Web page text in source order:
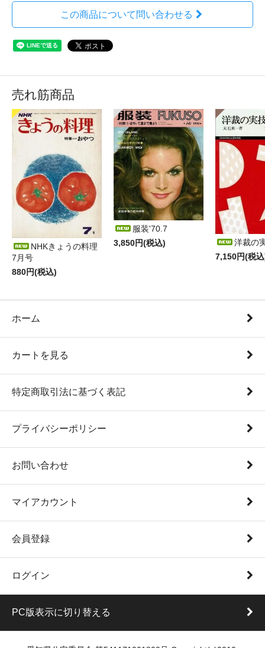
この商品について問い合わせる
売れ筋商品
NHKきょうの料理
7月号
880円(税込)
服装'70.7
3,850円(税込)
洋裁の
7,150円(税
ホーム
カートを見る
特定商取引法に基づく表記
プライバシーポリシー
お問い合わせ
マイアカウント
会員登録
ログイン
PC版表示に切り替える